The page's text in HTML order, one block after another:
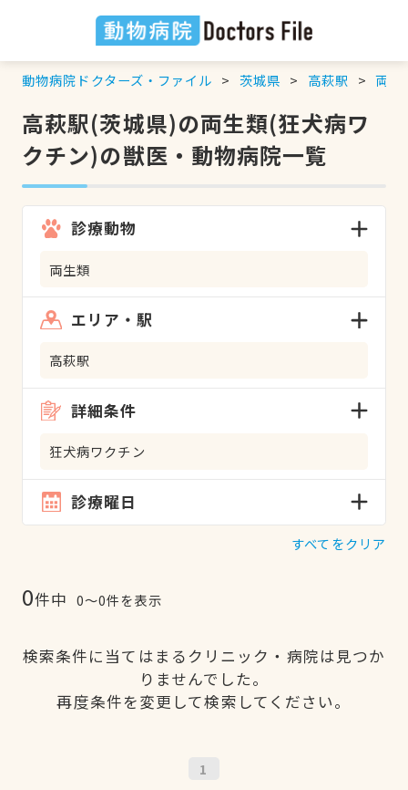
動物病院ドクターズ・ファイル 茨城県 高萩駅 両生
高萩駅(茨城県)の両生類(狂犬病ワ
クチン)の獣医・動物病院一覧
診療動物
両生類
エリア・駅
高萩駅
詳細条件
狂犬病ワクチン
診療曜日
すべてをクリア
0件中 0〜0件を表示
検索条件に当てはまるクリニック・病院は見つか
りませんでした。
再度条件を変更して検索してください。
1